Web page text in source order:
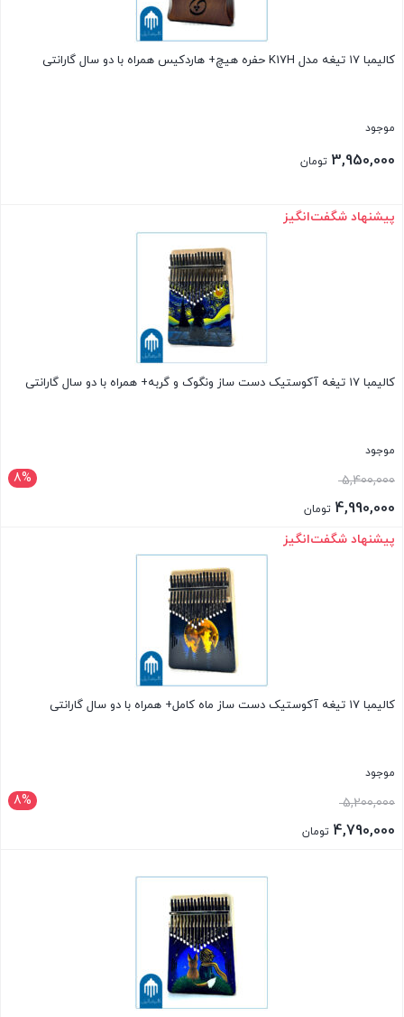
کالیمبا ۱۷ تیغه مدل K17H حفره هیچ+ هاردکیس همراه با دو سال گارانتی
موجود
3,950,000 تومان
بستن
پیشنهاد شگفت‌انگیز
کالیمبا ۱۷ تیغه آکوستیک دست ساز ونگوک و گربه+ همراه با دو سال گارانتی
موجود
8% 5,400,000قیمت
اصلی4,990,000 تومان
قیمت
بستن
پیشنهاد شگفت‌انگیز
کالیمبا ۱۷ تیغه آکوستیک دست ساز ماه کامل+ همراه با دو سال گارانتی
موجود
8% 5,200,000قیمت
اصلی4,790,000 تومان